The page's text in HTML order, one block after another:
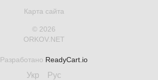
Карта сайта
© 2026
ORKOV.NET
Разработано ReadyCart.io
Укр Рус